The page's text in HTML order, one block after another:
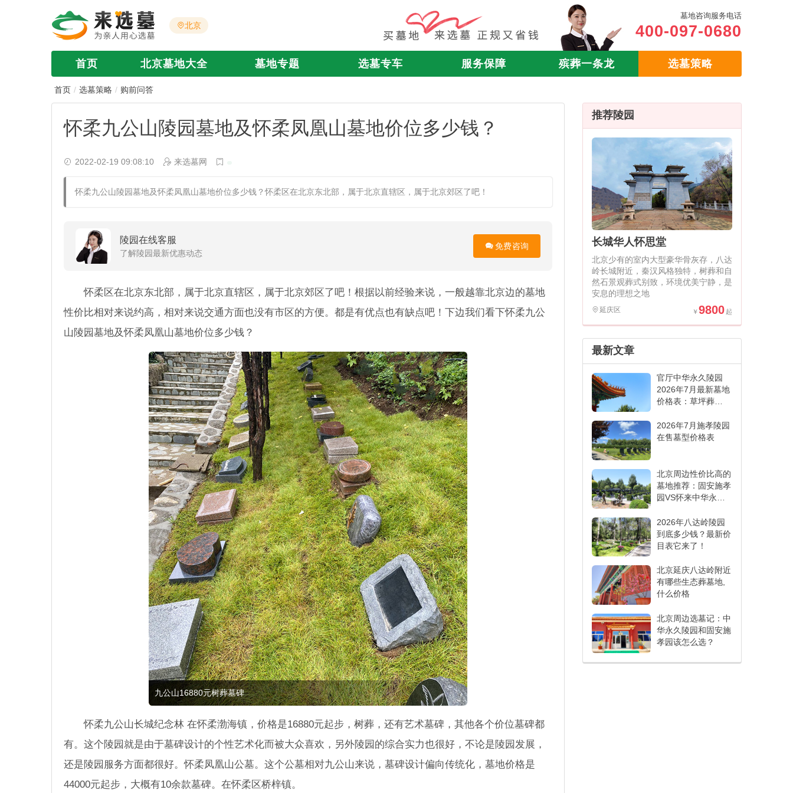
北京
墓地咨询服务电话
400-097-0680
首页 北京墓地大全 墓地专题 选墓专车 服务保障 殡葬一条龙 选墓策略
首页 选墓策略 购前问答
怀柔九公山陵园墓地及怀柔凤凰山墓地价位多少钱？
2022-02-19 09:08:10 来选墓网
怀柔九公山陵园墓地及怀柔凤凰山墓地价位多少钱？怀柔区在北京东北部，属于北京直辖区，属于北京郊区了吧！
陵园在线客服
了解陵园最新优惠动态
免费咨询
怀柔区在北京东北部，属于北京直辖区，属于北京郊区了吧！根据以前经验来说，一般越靠北京边的墓地
性价比相对来说约高，相对来说交通方面也没有市区的方便。都是有优点也有缺点吧！下边我们看下怀柔九公
山陵园墓地及怀柔凤凰山墓地价位多少钱？
九公山16880元树葬墓碑
怀柔九公山长城纪念林 在怀柔渤海镇，价格是16880元起步，树葬，还有艺术墓碑，其他各个价位墓碑都
有。这个陵园就是由于墓碑设计的个性艺术化而被大众喜欢，另外陵园的综合实力也很好，不论是陵园发展，
还是陵园服务方面都很好。怀柔凤凰山公墓。这个公墓相对九公山来说，墓碑设计偏向传统化，墓地价格是
44000元起步，大概有10余款墓碑。在怀柔区桥梓镇。
推荐陵园
长城华人怀思堂
北京少有的室内大型豪华骨灰存，八达
岭长城附近，秦汉风格独特，树葬和自
然石景观葬式别致，环境优美宁静，是
安息的理想之地
延庆区 9800
最新文章
官厅中华永久陵园
2026年7月最新墓地
价格表：草坪葬
表看懂
2026年7月施孝陵园
在售墓型价格表
北京周边性价比高的
墓地推荐：固安施孝
园VS怀来中华永久
2026年八达岭陵园
到底多少钱？最新价
目表它来了！
北京延庆八达岭附近
有哪些生态葬墓地,
什么价格
北京周边选墓记：中
华永久陵园和固安施
孝园该怎么选？